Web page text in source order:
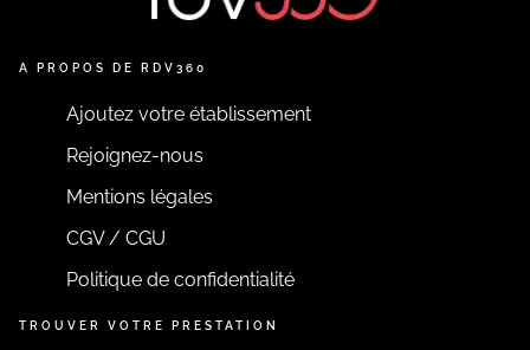
A PROPOS DE RDV360
Ajoutez votre établissement
Rejoignez-nous
Mentions légales
CGV / CGU
Politique de confidentialité
TROUVER VOTRE PRESTATION